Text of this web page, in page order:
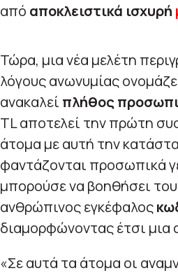
από αποκλειστικά ισχυρή
Τώρα, μια νέα μελέτη
λόγους ανωνυμίας
ανακαλεί πλήθος
TL αποτελεί την πρώτη
άτομα με αυτή την
φαντάζονται προσωπικά
μπορούσε να βοηθήσει
ανθρώπινος εγκέφαλος
διαμορφώνοντας έτσι μια
«Σε αυτά τα άτομα οι